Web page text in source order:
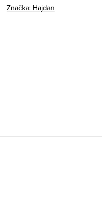
Značka: Hajdan